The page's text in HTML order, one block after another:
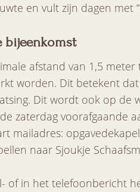
en vult zijn dagen met
bijeenkomst
afstand van 1,5
worden. Dit betekent
Dit wordt ook op de
zaterdag voorafgaande
mailadres:
naar Sjoukje
of in het telefoonbericht